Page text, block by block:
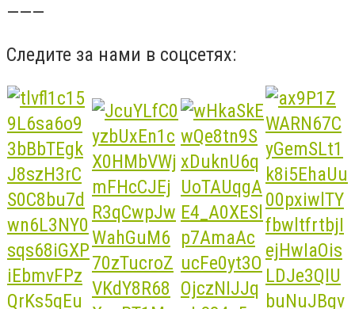
———
Следите за нами в соцсетях: